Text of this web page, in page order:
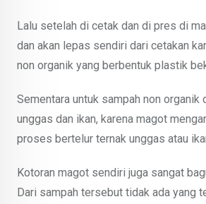
Lalu setelah di cetak dan di pres di
dan akan lepas sendiri dari cetakan
non organik yang berbentuk plastik
Sementara untuk sampah non organik
unggas dan ikan, karena magot
proses bertelur ternak unggas atau
Kotoran magot sendiri juga sangat
Dari sampah tersebut tidak ada yang